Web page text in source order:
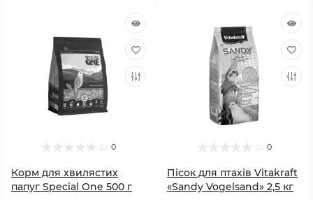
0
Корм для хвилястих
папуг Special One 500 г
0
Пісок для птахів Vitakraft
«Sandy Vogelsand» 2,5 кг